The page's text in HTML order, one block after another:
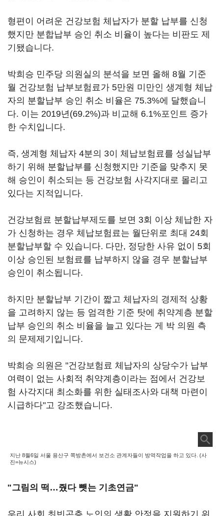
형편이 어려운 건강보험 체납자가 분할 납부를 신청
했지만 분합납부 승인 취소 비율이 높다는 비판도 제
기됐습니다.
박희승 민주당 의원실의 분석을 보면 올해 8월 기준
월 건강보험 납부보험료가 5만원 미만인 생계형 체납
자의 분할납부 승인 취소 비율은 75.3%에 달했습니
다. 이는 2019년(69.2%)과 비교해 6.1%포인트 증가
한 수치입니다.
즉, 생계형 체납자 4분의 3이 체납보험료를 성실납부
하기 위해 분할납부를 신청했지만 기준을 맞추지 못
해 승인이 취소되는 등 건강보험 사각지대로 몰리고
있다는 지적입니다.
건강보험료 분할납부제도를 보면 3회 이상 체납한 자
가 신청하는 경우 체납보험료는 월단위로 최대 24회
분할납부할 수 있습니다. 다만, 정당한 사유 없이 5회
이상 승인된 보험료를 납부하지 않을 경우 분할납부
승인이 취소됩니다.
하지만 분할납부 기간이 짧고 체납자의 경제적 상황
을 고려하지 않는 등 엄격한 기준 탓에 취약계층 분할
납부 승인의 취소 비율을 늘고 있다는 게 박 의원 측
의 문제제기입니다.
박희승 의원은 "건강보험료 체납자의 상당수가 납부
여력이 없는 사회적 취약계층이라는 점에서 건강보
험 사각지대 최소화를 위한 실태조사와 대책 마련이
시급하다"고 강조했습니다.
지난 8월6일 서울 용산구 쪽방촌에서 보건소 관계자들이 방역작업을 하고 있다. (사
진=뉴시스)
"그림의 떡…줬다 뺏는 기초연금"
우리 사회 최빈곤층 노인의 생활 안정을 지원하기 위